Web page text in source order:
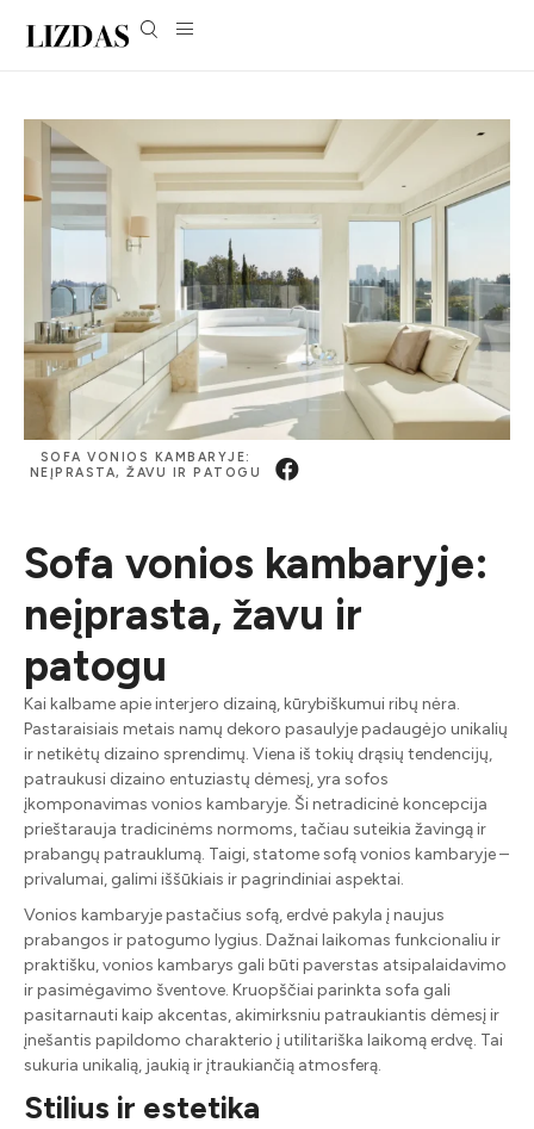
SOFA VONIOS KAMBARYJE:
NEĮPRASTA, ŽAVU IR PATOGU
Sofa vonios kambaryje:
neįprasta, žavu ir
patogu
Kai kalbame apie interjero dizainą, kūrybiškumui ribų nėra.
Pastaraisiais metais namų dekoro pasaulyje padaugėjo unikalių
ir netikėtų dizaino sprendimų. Viena iš tokių drąsių tendencijų,
patraukusi dizaino entuziastų dėmesį, yra sofos
įkomponavimas vonios kambaryje. Ši netradicinė koncepcija
prieštarauja tradicinėms normoms, tačiau suteikia žavingą ir
prabangų patrauklumą. Taigi, statome sofą vonios kambaryje –
privalumai, galimi iššūkiais ir pagrindiniai aspektai.
Vonios kambaryje pastačius sofą, erdvė pakyla į naujus
prabangos ir patogumo lygius. Dažnai laikomas funkcionaliu ir
praktišku, vonios kambarys gali būti paverstas atsipalaidavimo
ir pasimėgavimo šventove. Kruopščiai parinkta sofa gali
pasitarnauti kaip akcentas, akimirksniu patraukiantis dėmesį ir
įnešantis papildomo charakterio į utilitariška laikomą erdvę. Tai
sukuria unikalią, jaukią ir įtraukiančią atmosferą.
Stilius ir estetika